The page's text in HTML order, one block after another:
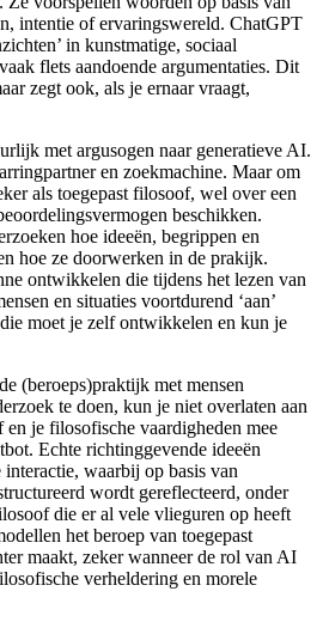
intentie of ervaringswereld. ChatGPT
in kunstmatige, sociaal
flets aandoende argumentaties. Dit
zegt ook, als je ernaar vraagt,
met argusogen naar generatieve AI.
en zoekmachine. Maar om
als toegepast filosoof, wel over een
beschikken.
hoe ideeën, begrippen en
hoe ze doorwerken in de prakijk.
ontwikkelen die tijdens het lezen van
en situaties voortdurend ‘aan’
moet je zelf ontwikkelen en kun je
(beroeps)praktijk met mensen
te doen, kun je niet overlaten aan
en je filosofische vaardigheden mee
Echte richtinggevende ideeën
waarbij op basis van
wordt gereflecteerd, onder
die er al vele vlieguren op heeft
het beroep van toegepast
maakt, zeker wanneer de rol van AI
verheldering en morele